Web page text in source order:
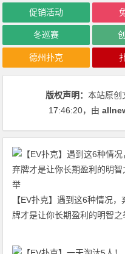
促销活动
冬巡赛
德州扑克
版权声明：本站原创
17:46:20，由
【EV扑克】遇到这6种情况，
牌才是让你长期盈利的明智之